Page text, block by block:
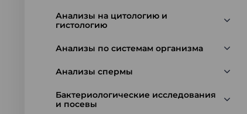
Анализы на цитологию и
гистологию
Анализы по системам организма
Анализы спермы
Бактериологические исследования
и посевы